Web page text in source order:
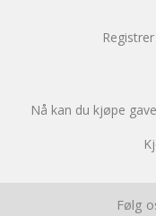
Nå kan du kjøpe
Følg